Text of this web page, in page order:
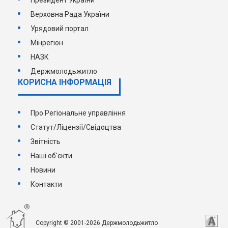
Верховна Рада України
Урядовий портал
Мінрегіон
НАЗК
Держмолодьжитло
КОРИСНА ІНФОРМАЦІЯ
Про Регіональне управління
Статут/Ліцензії/Свідоцтва
Звітність
Наші об'єкти
Новини
Контакти
Copyright © 2001-2026 Держмолодьжитло